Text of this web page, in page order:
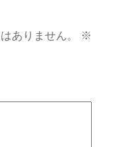
ありません。
※